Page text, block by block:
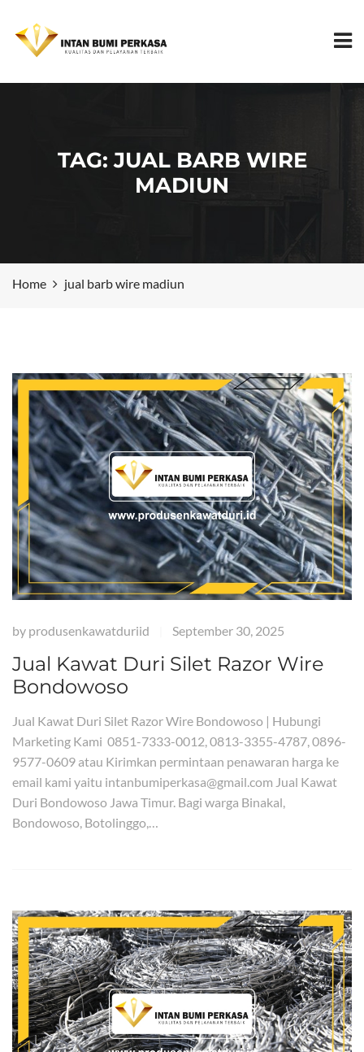
TAG:JUAL BARB WIRE
MADIUN
Home jual barb wire madiun
by produsenkawatduriid September 30, 2025
Jual Kawat Duri Silet Razor Wire
Bondowoso
Jual Kawat Duri Silet Razor Wire Bondowoso | Hubungi
Marketing Kami 0851-7333-0012, 0813-3355-4787, 0896-
9577-0609 atau Kirimkan permintaan penawaran harga ke
email kami yaitu intanbumiperkasa@gmail.com Jual Kawat
Duri Bondowoso Jawa Timur. Bagi warga Binakal,
Bondowoso, Botolinggo,…